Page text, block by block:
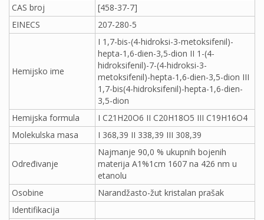
CAS broj
[458-37-7]
EINECS
207-280-5
Hemijsko ime
I 1,7-bis-(4-hidroksi-3-metoksifenil)-
hepta-1,6-dien-3,5-dion II 1-(4-
hidroksifenil)-7-(4-hidroksi-3-
metoksifenil)-hepta-1,6-dien-3,5-dion III
1,7-bis(4-hidroksifenil)-hepta-1,6-dien-
3,5-dion
Hemijska formula
I C21H20O6 II C20H18O5 III C19H16O4
Molekulska masa
I 368,39 II 338,39 III 308,39
Određivanje
Najmanje 90,0 % ukupnih bojenih
materija A1%1cm 1607 na 426 nm u
etanolu
Osobine
Narandžasto-žut kristalan prašak
Identifikacija